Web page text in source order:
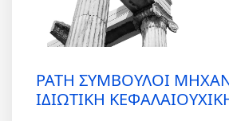
PATH ΣΥΜΒΟΥΛΟΙ
ΙΔΙΩΤΙΚΗ